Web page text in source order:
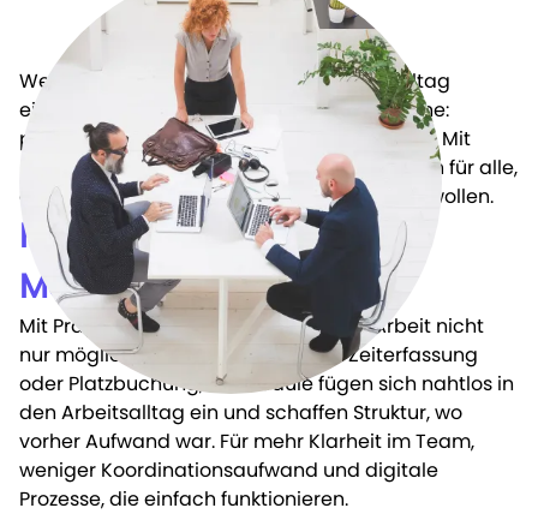
Leistungen
Referenzen
Unternehmen
Datenschutz
Impressum
© 2025 compl3te GmbH
Wenn digitale Tools sich nahtlos in den Alltag
einfügen, entsteht Raum für das Wesentliche:
produktives Arbeiten und zufriedene Teams. Mit
Pragmatics at Work wird genau das möglich für alle,
die weniger verwalten und mehr gestalten wollen.
Für Teams gedacht. Für
Menschen gemacht.
Mit Pragmatics at Work wird flexibles Arbeit nicht
nur möglich, sondern mühelos. Ob Zeiterfassung
oder Platzbuchung, die Module fügen sich nahtlos in
den Arbeitsalltag ein und schaffen Struktur, wo
vorher Aufwand war. Für mehr Klarheit im Team,
weniger Koordinationsaufwand und digitale
Prozesse, die einfach funktionieren.